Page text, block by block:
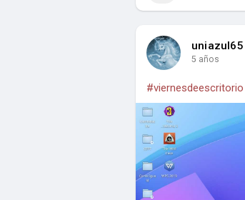
uniazul65
5 años
#viernesdeescritorio